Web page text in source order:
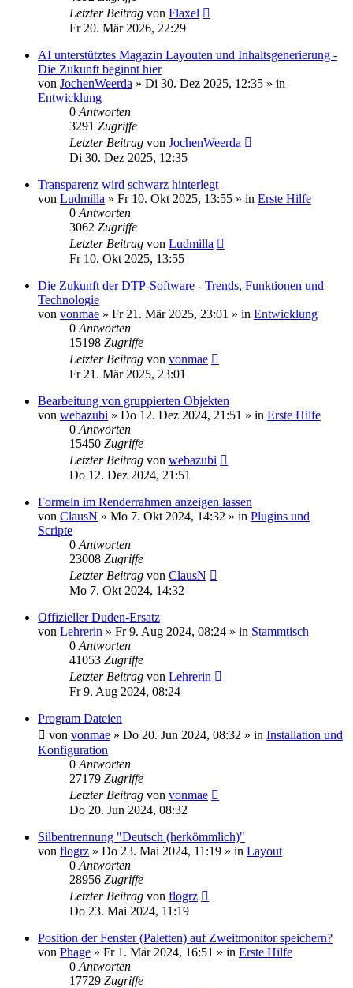
Letzter Beitrag von Flaxel
Fr 20. Mär 2026, 22:29
AI unterstütztes Magazin Layouten und Inhaltsgenerierung -
Die Zukunft beginnt hier
von JochenWeerda » Di 30. Dez 2025, 12:35 » in
Entwicklung
0 Antworten
3291 Zugriffe
Letzter Beitrag von JochenWeerda
Di 30. Dez 2025, 12:35
Transparenz wird schwarz hinterlegt
von Ludmilla » Fr 10. Okt 2025, 13:55 » in Erste Hilfe
0 Antworten
3062 Zugriffe
Letzter Beitrag von Ludmilla
Fr 10. Okt 2025, 13:55
Die Zukunft der DTP-Software - Trends, Funktionen und
Technologie
von vonmae » Fr 21. Mär 2025, 23:01 » in Entwicklung
0 Antworten
15198 Zugriffe
Letzter Beitrag von vonmae
Fr 21. Mär 2025, 23:01
Bearbeitung von gruppierten Objekten
von webazubi » Do 12. Dez 2024, 21:51 » in Erste Hilfe
0 Antworten
15450 Zugriffe
Letzter Beitrag von webazubi
Do 12. Dez 2024, 21:51
Formeln im Renderrahmen anzeigen lassen
von ClausN » Mo 7. Okt 2024, 14:32 » in Plugins und
Scripte
0 Antworten
23008 Zugriffe
Letzter Beitrag von ClausN
Mo 7. Okt 2024, 14:32
Offizieller Duden-Ersatz
von Lehrerin » Fr 9. Aug 2024, 08:24 » in Stammtisch
0 Antworten
41053 Zugriffe
Letzter Beitrag von Lehrerin
Fr 9. Aug 2024, 08:24
Program Dateien
von vonmae » Do 20. Jun 2024, 08:32 » in Installation und
Konfiguration
0 Antworten
27179 Zugriffe
Letzter Beitrag von vonmae
Do 20. Jun 2024, 08:32
Silbentrennung "Deutsch (herkömmlich)"
von flogrz » Do 23. Mai 2024, 11:19 » in Layout
0 Antworten
28956 Zugriffe
Letzter Beitrag von flogrz
Do 23. Mai 2024, 11:19
Position der Fenster (Paletten) auf Zweitmonitor speichern?
von Phage » Fr 1. Mär 2024, 16:51 » in Erste Hilfe
0 Antworten
17729 Zugriffe